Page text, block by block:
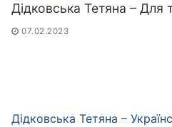
Дідковська Тетяна – Для
07.02.2023
Дідковська Тетяна –